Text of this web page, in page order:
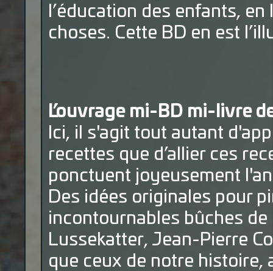
l’éducation des enfants,
choses. Cette BD en est
L’ouvrage mi-BD mi-livre
Ici, il s'agit tout autant
recettes que d’allier ces
ponctuent joyeusement
Des idées originales pour
incontournables bûches
Lussekatter, Jean-Pierre
que ceux de notre histoire,